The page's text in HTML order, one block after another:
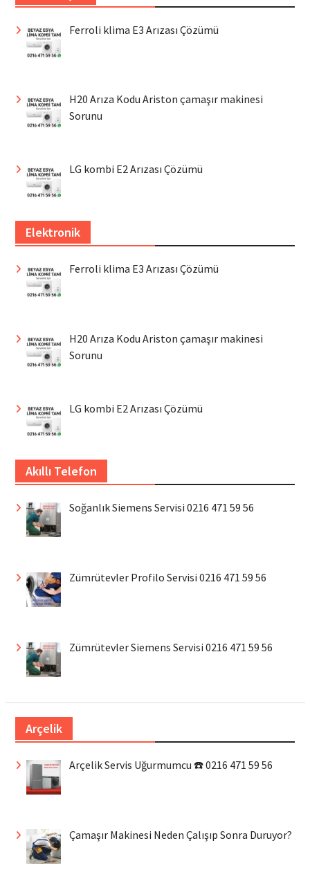
Ferroli klima E3 Arızası Çözümü
H20 Arıza Kodu Ariston çamaşır makinesi
Sorunu
LG kombi E2 Arızası Çözümü
Elektronik
Ferroli klima E3 Arızası Çözümü
H20 Arıza Kodu Ariston çamaşır makinesi
Sorunu
LG kombi E2 Arızası Çözümü
Akıllı Telefon
Soğanlık Siemens Servisi 0216 471 59 56
Zümrütevler Profilo Servisi 0216 471 59 56
Zümrütevler Siemens Servisi 0216 471 59 56
Arçelik
Arçelik Servis Uğurmumcu ☎️ 0216 471 59 56
Çamaşır Makinesi Neden Çalışıp Sonra Duruyor?